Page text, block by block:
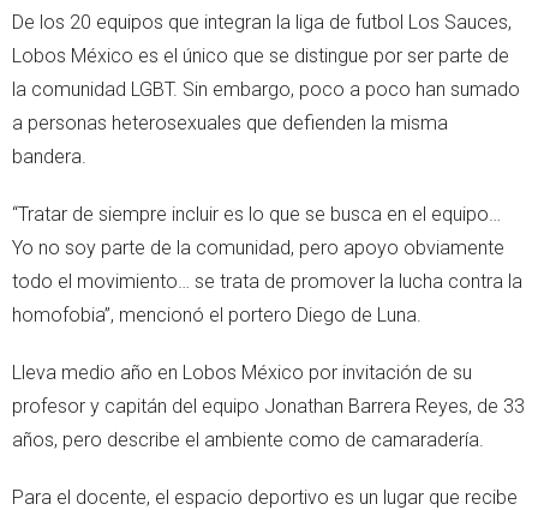
De los 20 equipos que integran la liga de futbol Los Sauces,
Lobos México es el único que se distingue por ser parte de
la comunidad LGBT. Sin embargo, poco a poco han sumado
a personas heterosexuales que defienden la misma
bandera.
“Tratar de siempre incluir es lo que se busca en el equipo…
Yo no soy parte de la comunidad, pero apoyo obviamente
todo el movimiento… se trata de promover la lucha contra la
homofobia”, mencionó el portero Diego de Luna.
Lleva medio año en Lobos México por invitación de su
profesor y capitán del equipo Jonathan Barrera Reyes, de 33
años, pero describe el ambiente como de camaradería.
Para el docente, el espacio deportivo es un lugar que recibe